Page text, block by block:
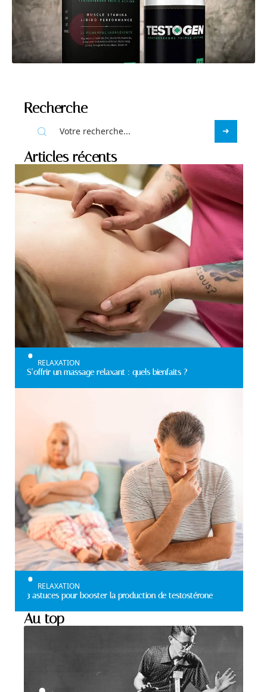
Recherche
Articles récents
RELAXATION
S’offrir un massage relaxant : quels bienfaits ?
RELAXATION
3 astuces pour booster la production de testostérone
Au top